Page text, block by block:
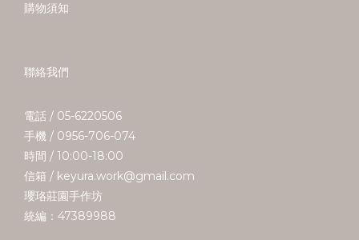
購物須知
聯絡我們
電話 / 05-6220506
手機 / 0956-706-074
時間 / 10:00-18:00
信箱 / keyura.work@gmail.com
瓔珞莊園手作坊
統編：47389988